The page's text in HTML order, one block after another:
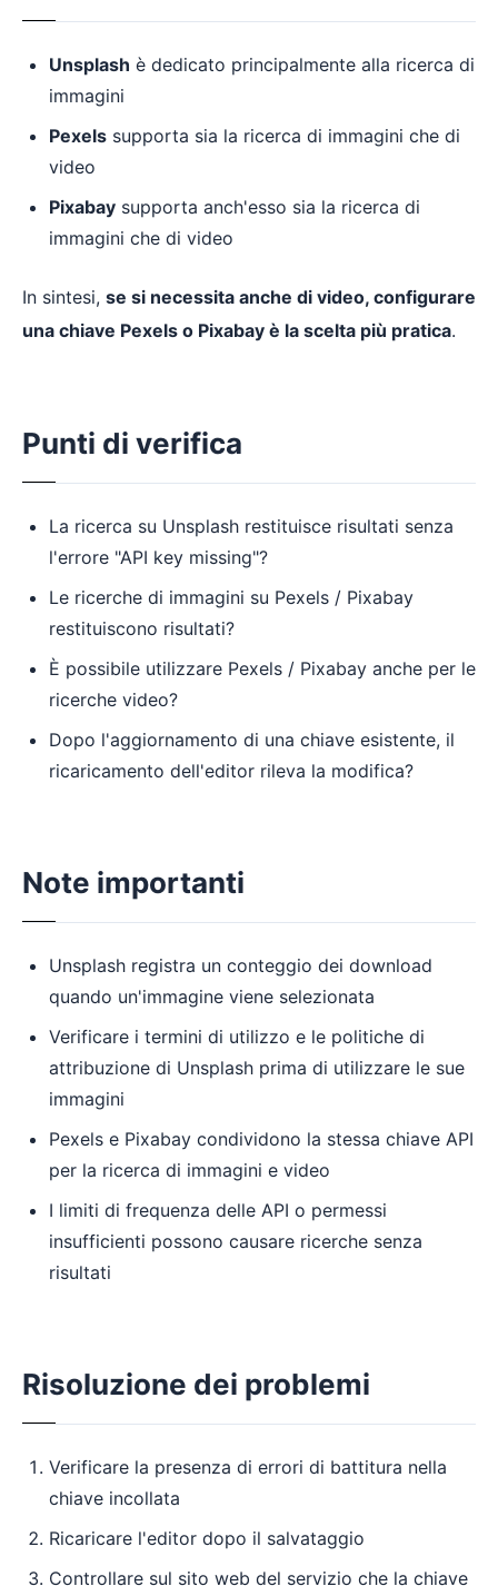
Unsplash è dedicato principalmente alla ricerca di
immagini
Pexels supporta sia la ricerca di immagini che di
video
Pixabay supporta anch'esso sia la ricerca di
immagini che di video
In sintesi, se si necessita anche di video, configurare
una chiave Pexels o Pixabay è la scelta più pratica.
Punti di verifica
La ricerca su Unsplash restituisce risultati senza
l'errore "API key missing"?
Le ricerche di immagini su Pexels / Pixabay
restituiscono risultati?
È possibile utilizzare Pexels / Pixabay anche per le
ricerche video?
Dopo l'aggiornamento di una chiave esistente, il
ricaricamento dell'editor rileva la modifica?
Note importanti
Unsplash registra un conteggio dei download
quando un'immagine viene selezionata
Verificare i termini di utilizzo e le politiche di
attribuzione di Unsplash prima di utilizzare le sue
immagini
Pexels e Pixabay condividono la stessa chiave API
per la ricerca di immagini e video
I limiti di frequenza delle API o permessi
insufficienti possono causare ricerche senza
risultati
Risoluzione dei problemi
Verificare la presenza di errori di battitura nella
chiave incollata
Ricaricare l'editor dopo il salvataggio
Controllare sul sito web del servizio che la chiave